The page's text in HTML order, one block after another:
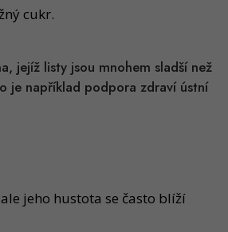
cukr.
jejíž listy jsou mnohem sladší než
je například podpora zdraví ústní
jeho hustota se často blíží